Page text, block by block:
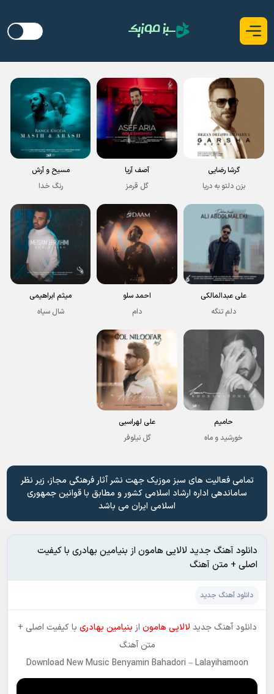
گرشا رضایی
بزن دلتو به دریا
آصف آریا
گل قرمز
مسیح و آرش
رنگ خدا
علی عبدالمالکی
دلم تنگه
احمد سلو
دام
میثم ابراهیمی
شال سیاه
حامیم
خورشید و ماه
علی لهراسبی
گل نیلوفر
تمامی فعالیت های سبز موزیک جهت نشر آثار فرهنگی مجاز، زیر نظر
ساماندهی اداره ارشاد اسلامی کشور و مطابق با قوانین جمهوری
اسلامی ایران می باشد
دانلود آهنگ جدید لالایی هامون از بنیامین بهادری با کیفیت
اصلی + متن آهنگ
دانلود آهنگ جدید
دانلود آهنگ جدید لالایی هامون از بنیامین بهادری با کیفیت اصلی +
متن آهنگ
Download New Music Benyamin Bahadori – Lalayihamoon